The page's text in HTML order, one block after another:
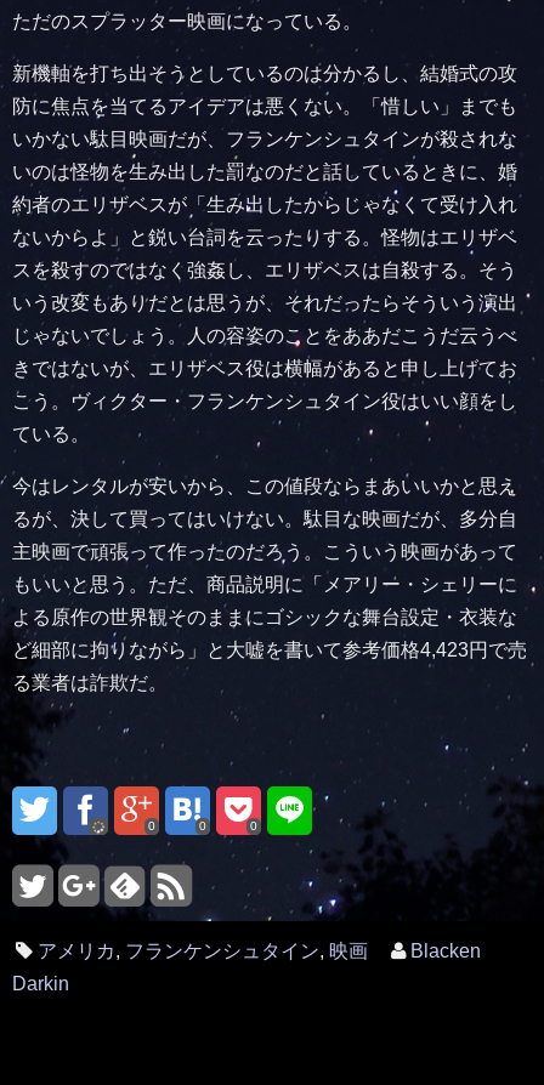
ただのスプラッター映画になっている。
新機軸を打ち出そうとしているのは分かるし、結婚式の攻
防に焦点を当てるアイデアは悪くない。「惜しい」までも
いかない駄目映画だが、フランケンシュタインが殺されな
いのは怪物を生み出した罰なのだと話しているときに、婚
約者のエリザベスが「生み出したからじゃなくて受け入れ
ないからよ」と鋭い台詞を云ったりする。怪物はエリザベ
スを殺すのではなく強姦し、エリザベスは自殺する。そう
いう改変もありだとは思うが、それだったらそういう演出
じゃないでしょう。人の容姿のことをああだこうだ云うべ
きではないが、エリザベス役は横幅があると申し上げてお
こう。ヴィクター・フランケンシュタイン役はいい顔をし
ている。
今はレンタルが安いから、この値段ならまあいいかと思え
るが、決して買ってはいけない。駄目な映画だが、多分自
主映画で頑張って作ったのだろう。こういう映画があって
もいいと思う。ただ、商品説明に「メアリー・シェリーに
よる原作の世界観そのままにゴシックな舞台設定・衣装な
ど細部に拘りながら」と大嘘を書いて参考価格4,423円で売
る業者は詐欺だ。
0 0 0
アメリカ, フランケンシュタイン, 映画
Blacken
Darkin